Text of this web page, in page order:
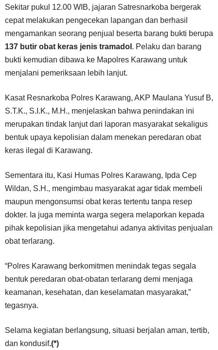
Sekitar pukul 12.00 WIB, jajaran Satresnarkoba bergerak
cepat melakukan pengecekan lapangan dan berhasil
mengamankan seorang penjual beserta barang bukti berupa
137 butir obat keras jenis tramadol . Pelaku dan barang
bukti kemudian dibawa ke Mapolres Karawang untuk
menjalani pemeriksaan lebih lanjut.
Kasat Resnarkoba Polres Karawang, AKP Maulana Yusuf B,
S.T.K., S.I.K., M.H., menjelaskan bahwa penindakan ini
merupakan tindak lanjut dari laporan masyarakat sekaligus
bentuk upaya kepolisian dalam menekan peredaran obat
keras ilegal di Karawang.
Sementara itu, Kasi Humas Polres Karawang, Ipda Cep
Wildan, S.H., mengimbau masyarakat agar tidak membeli
maupun mengonsumsi obat keras tertentu tanpa resep
dokter. Ia juga meminta warga segera melaporkan kepada
pihak kepolisian jika mengetahui adanya aktivitas penjualan
obat terlarang.
“Polres Karawang berkomitmen menindak tegas segala
bentuk peredaran obat-obatan terlarang demi menjaga
keamanan, kesehatan, dan keselamatan masyarakat,”
tegasnya.
Selama kegiatan berlangsung, situasi berjalan aman, tertib,
dan kondusif.(*)